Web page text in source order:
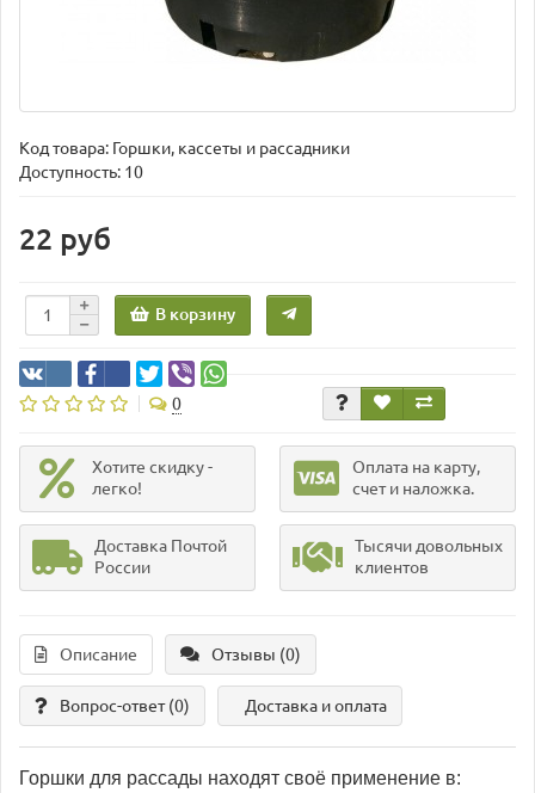
Код товара: Горшки, кассеты и рассадники
Доступность: 10
22 руб
В корзину
0
Хотите скидку -
легко!
Оплата на карту,
счет и наложка.
Доставка Почтой
России
Тысячи довольных
клиентов
Описание Отзывы (0)
Вопрос-ответ(0) Доставка и оплата
Горшки для рассады находят своё применение в: